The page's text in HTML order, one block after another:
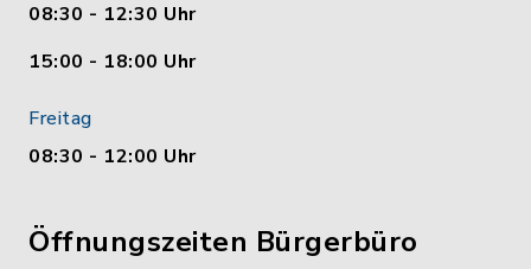
08:30 - 12:30 Uhr
15:00 - 18:00 Uhr
Freitag
08:30 - 12:00 Uhr
Öffnungszeiten Bürgerbüro